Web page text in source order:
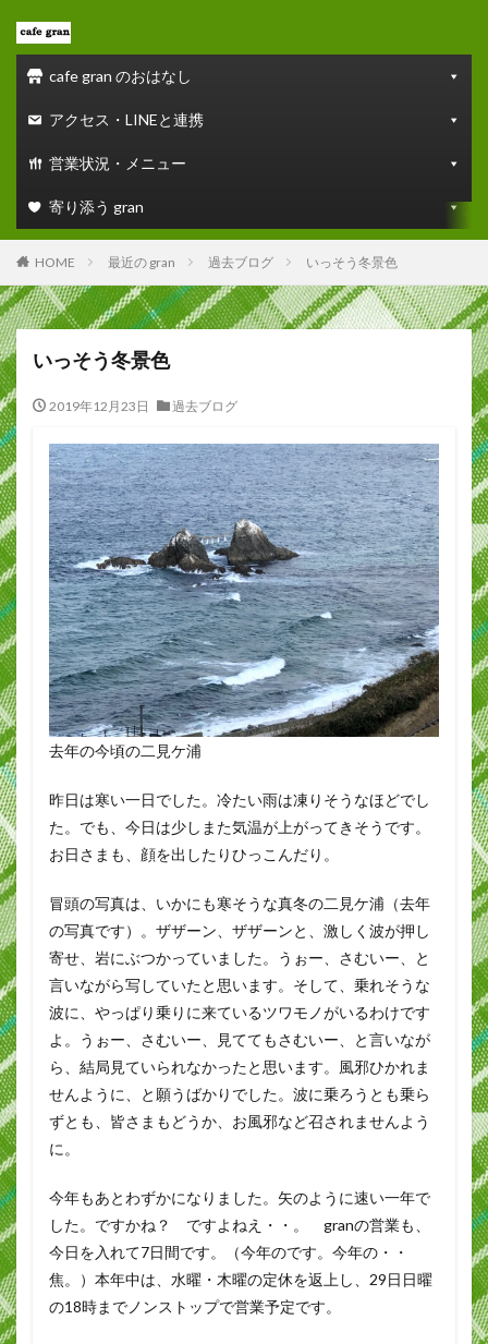
cafe gran のおはなし
アクセス・LINEと連携
営業状況・メニュー
寄り添う gran
HOME 最近の gran 過去ブログ いっそう冬景色
いっそう冬景色
2019年12月23日 過去ブログ
去年の今頃の二見ケ浦
昨日は寒い一日でした。冷たい雨は凍りそうなほどでし
た。でも、今日は少しまた気温が上がってきそうです。
お日さまも、顔を出したりひっこんだり。
冒頭の写真は、いかにも寒そうな真冬の二見ケ浦（去年
の写真です）。ザザーン、ザザーンと、激しく波が押し
寄せ、岩にぶつかっていました。うぉー、さむいー、と
言いながら写していたと思います。そして、乗れそうな
波に、やっぱり乗りに来ているツワモノがいるわけです
よ。うぉー、さむいー、見ててもさむいー、と言いなが
ら、結局見ていられなかったと思います。風邪ひかれま
せんように、と願うばかりでした。波に乗ろうとも乗ら
ずとも、皆さまもどうか、お風邪など召されませんよう
に。
今年もあとわずかになりました。矢のように速い一年で
した。ですかね？ ですよねえ・・。 granの営業も、
今日を入れて7日間です。（今年のです。今年の・・
焦。）本年中は、水曜・木曜の定休を返上し、29日日曜
の18時までノンストップで営業予定です。